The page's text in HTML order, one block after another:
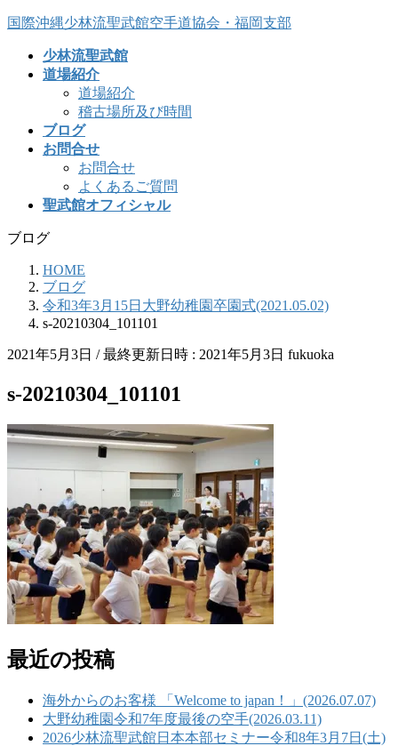
コ
ナ
国際沖縄少林流聖武館空手道協会・福岡支部
少林流聖武館
道場紹介
道場紹介
稽古場所及び時間
ブログ
お問合せ
お問合せ
よくあるご質問
聖武館オフィシャル
ブログ
HOME
ブログ
令和3年3月15日大野幼稚園卒園式(2021.05.02)
s-20210304_101101
2021年5月3日 / 最終更新日時 : 2021年5月3日 fukuoka
s-20210304_101101
最近の投稿
海外からのお客様 「Welcome to japan！」(2026.07.07)
大野幼稚園令和7年度最後の空手(2026.03.11)
2026少林流聖武館日本本部セミナー令和8年3月7日(土)